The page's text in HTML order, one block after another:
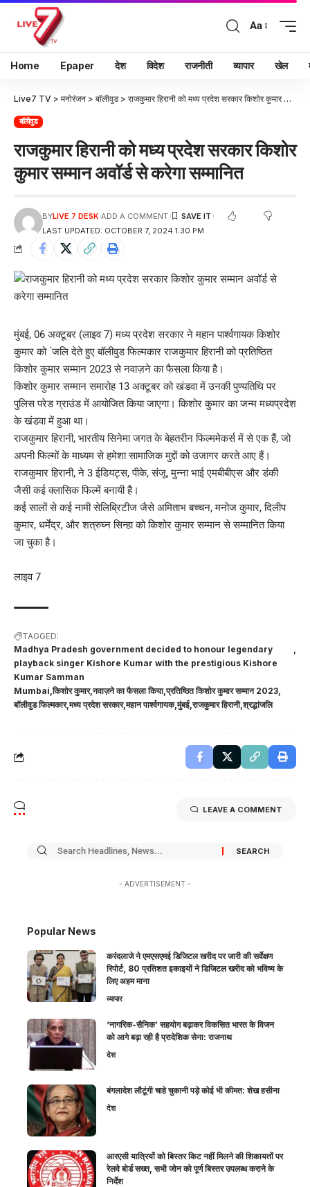
Aa
Home Epaper देश विदेश राजनीती व्यापार खेल
Live7 TV > मनोरंजन > बॉलीवुड> राजकुमार हिरानी को मध्य प्रदेश सरकार किशोर कुमार सम्मान अवॉर्ड से करेगा सम्मानित
बॉलीवुड
राजकुमार हिरानी को मध्य प्रदेश सरकार किशोर
कुमार सम्मान अवॉर्ड से करेगा सम्मानित
LAST UPDATED: OCTOBER 7, 2024 1:30 PM
BYLIVE 7 DESK ADD A COMMENT
मुंबई, 06 अक्टूबर (लाइव 7) मध्य प्रदेश सरकार ने महान पार्श्वगायक किशोर
कुमार को ंजलि देते हुए बॉलीवुड फिल्मकार राजकुमार हिरानी को प्रतिष्ठित
किशोर कुमार सम्मान 2023 से नवाज़ने का फैसला किया है।
किशोर कुमार सम्मान समारोह 13 अक्टूबर को खंडवा में उनकी पुण्यतिथि पर
पुलिस परेड ग्राउंड में आयोजित किया जाएगा। किशोर कुमार का जन्म मध्यप्रदेश
के खंडवा में हुआ था।
राजकुमार हिरानी, भारतीय सिनेमा जगत के बेहतरीन फिल्ममेकर्स में से एक हैं, जो
अपनी फिल्मों के माध्यम से हमेशा सामाजिक मुद्दों को उजागर करते आए हैं।
राजकुमार हिरानी, ने 3 ईडियट्स, पीके, संजू, मुन्ना भाई एमबीबीएस और डंकी
जैसी कई क्लासिक फिल्में बनायी है।
कई सालों से कई नामी सेलिब्रिटीज जैसे अमिताभ बच्चन, मनोज कुमार, दिलीप
कुमार, धर्मेंद्र, और शत्रुघ्न सिन्हा को किशोर कुमार सम्मान से सम्मानित किया
जा चुका है।
लाइव 7
TAGGED:
Madhya Pradesh government decided to honour legendary
playback singer Kishore Kumar with the prestigious Kishore
Kumar Samman
Mumbai किशोर कुमार नवाज़ने का फैसला किया प्रतिष्ठित किशोर कुमार सम्मान 2023
बॉलीवुड फिल्मकार मध्य प्रदेश सरकार महान पार्श्वगायक मुंबई राजकुमार हिरानी श्रद्धांजलि
LEAVE A COMMENT
- ADVERTISEMENT -
Popular News
करंदलाजे ने एमएसएमई डिजिटल खरीद पर जारी की सर्वेक्षण
रिपोर्ट, 80 प्रतिशत इकाइयों ने डिजिटल खरीद को भविष्य के
लिए अहम माना
व्यापार
‘नागरिक-सैनिक’ सहयोग बढ़ाकर विकसित भारत के विजन
को आगे बढ़ा रही है प्रादेशिक सेना: राजनाथ
देश
बंगलादेश लौटूंगी चाहे चुकानी पड़े कोई भी कीमत: शेख हसीना
देश
आरएसी यात्रियों को बिस्तर किट नहीं मिलने की शिकायतों पर
रेलवे बोर्ड सख्त, सभी जोन को पूर्ण बिस्तर उपलब्ध कराने के
निर्देश